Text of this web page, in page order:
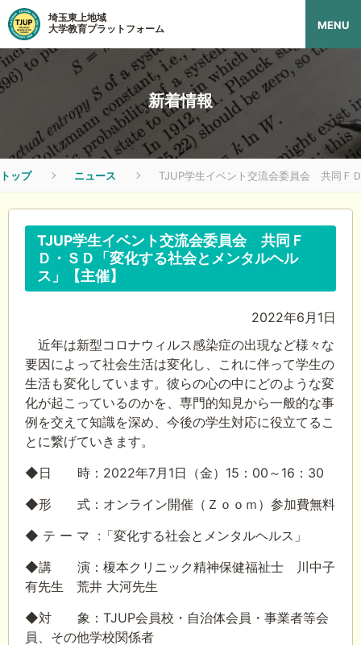
埼玉東上地域
大学教育プラットフォーム
MENU
新着情報
トップ ニュース TJUP学生イベント交流会委員会 共同Ｆ
TJUP学生イベント交流会委員会 共同Ｆ
Ｄ・ＳＤ「変化する社会とメンタルヘル
ス」【主催】
2022年6月1日
近年は新型コロナウィルス感染症の出現など様々な
要因によって社会生活は変化し、これに伴って学生の
生活も変化しています。彼らの心の中にどのような変
化が起こっているのかを、専門的知見から一般的な事
例を交えて知識を深め、今後の学生対応に役立てるこ
とに繋げていきます。
◆日 時：2022年7月1日（金）15：00～16：30
◆形 式：オンライン開催（Ｚｏｏｍ）参加費無料
◆ テ ー マ :「変化する社会とメンタルヘルス」
◆講 演：榎本クリニック精神保健福祉士 川中子
有先生 荒井 大河先生
◆対 象：TJUP会員校・自治体会員・事業者等会
員、その他学校関係者